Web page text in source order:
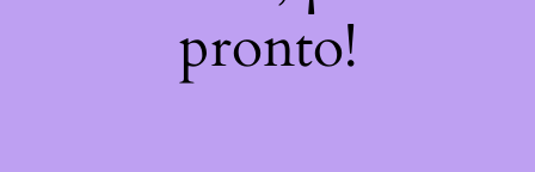
pronto!